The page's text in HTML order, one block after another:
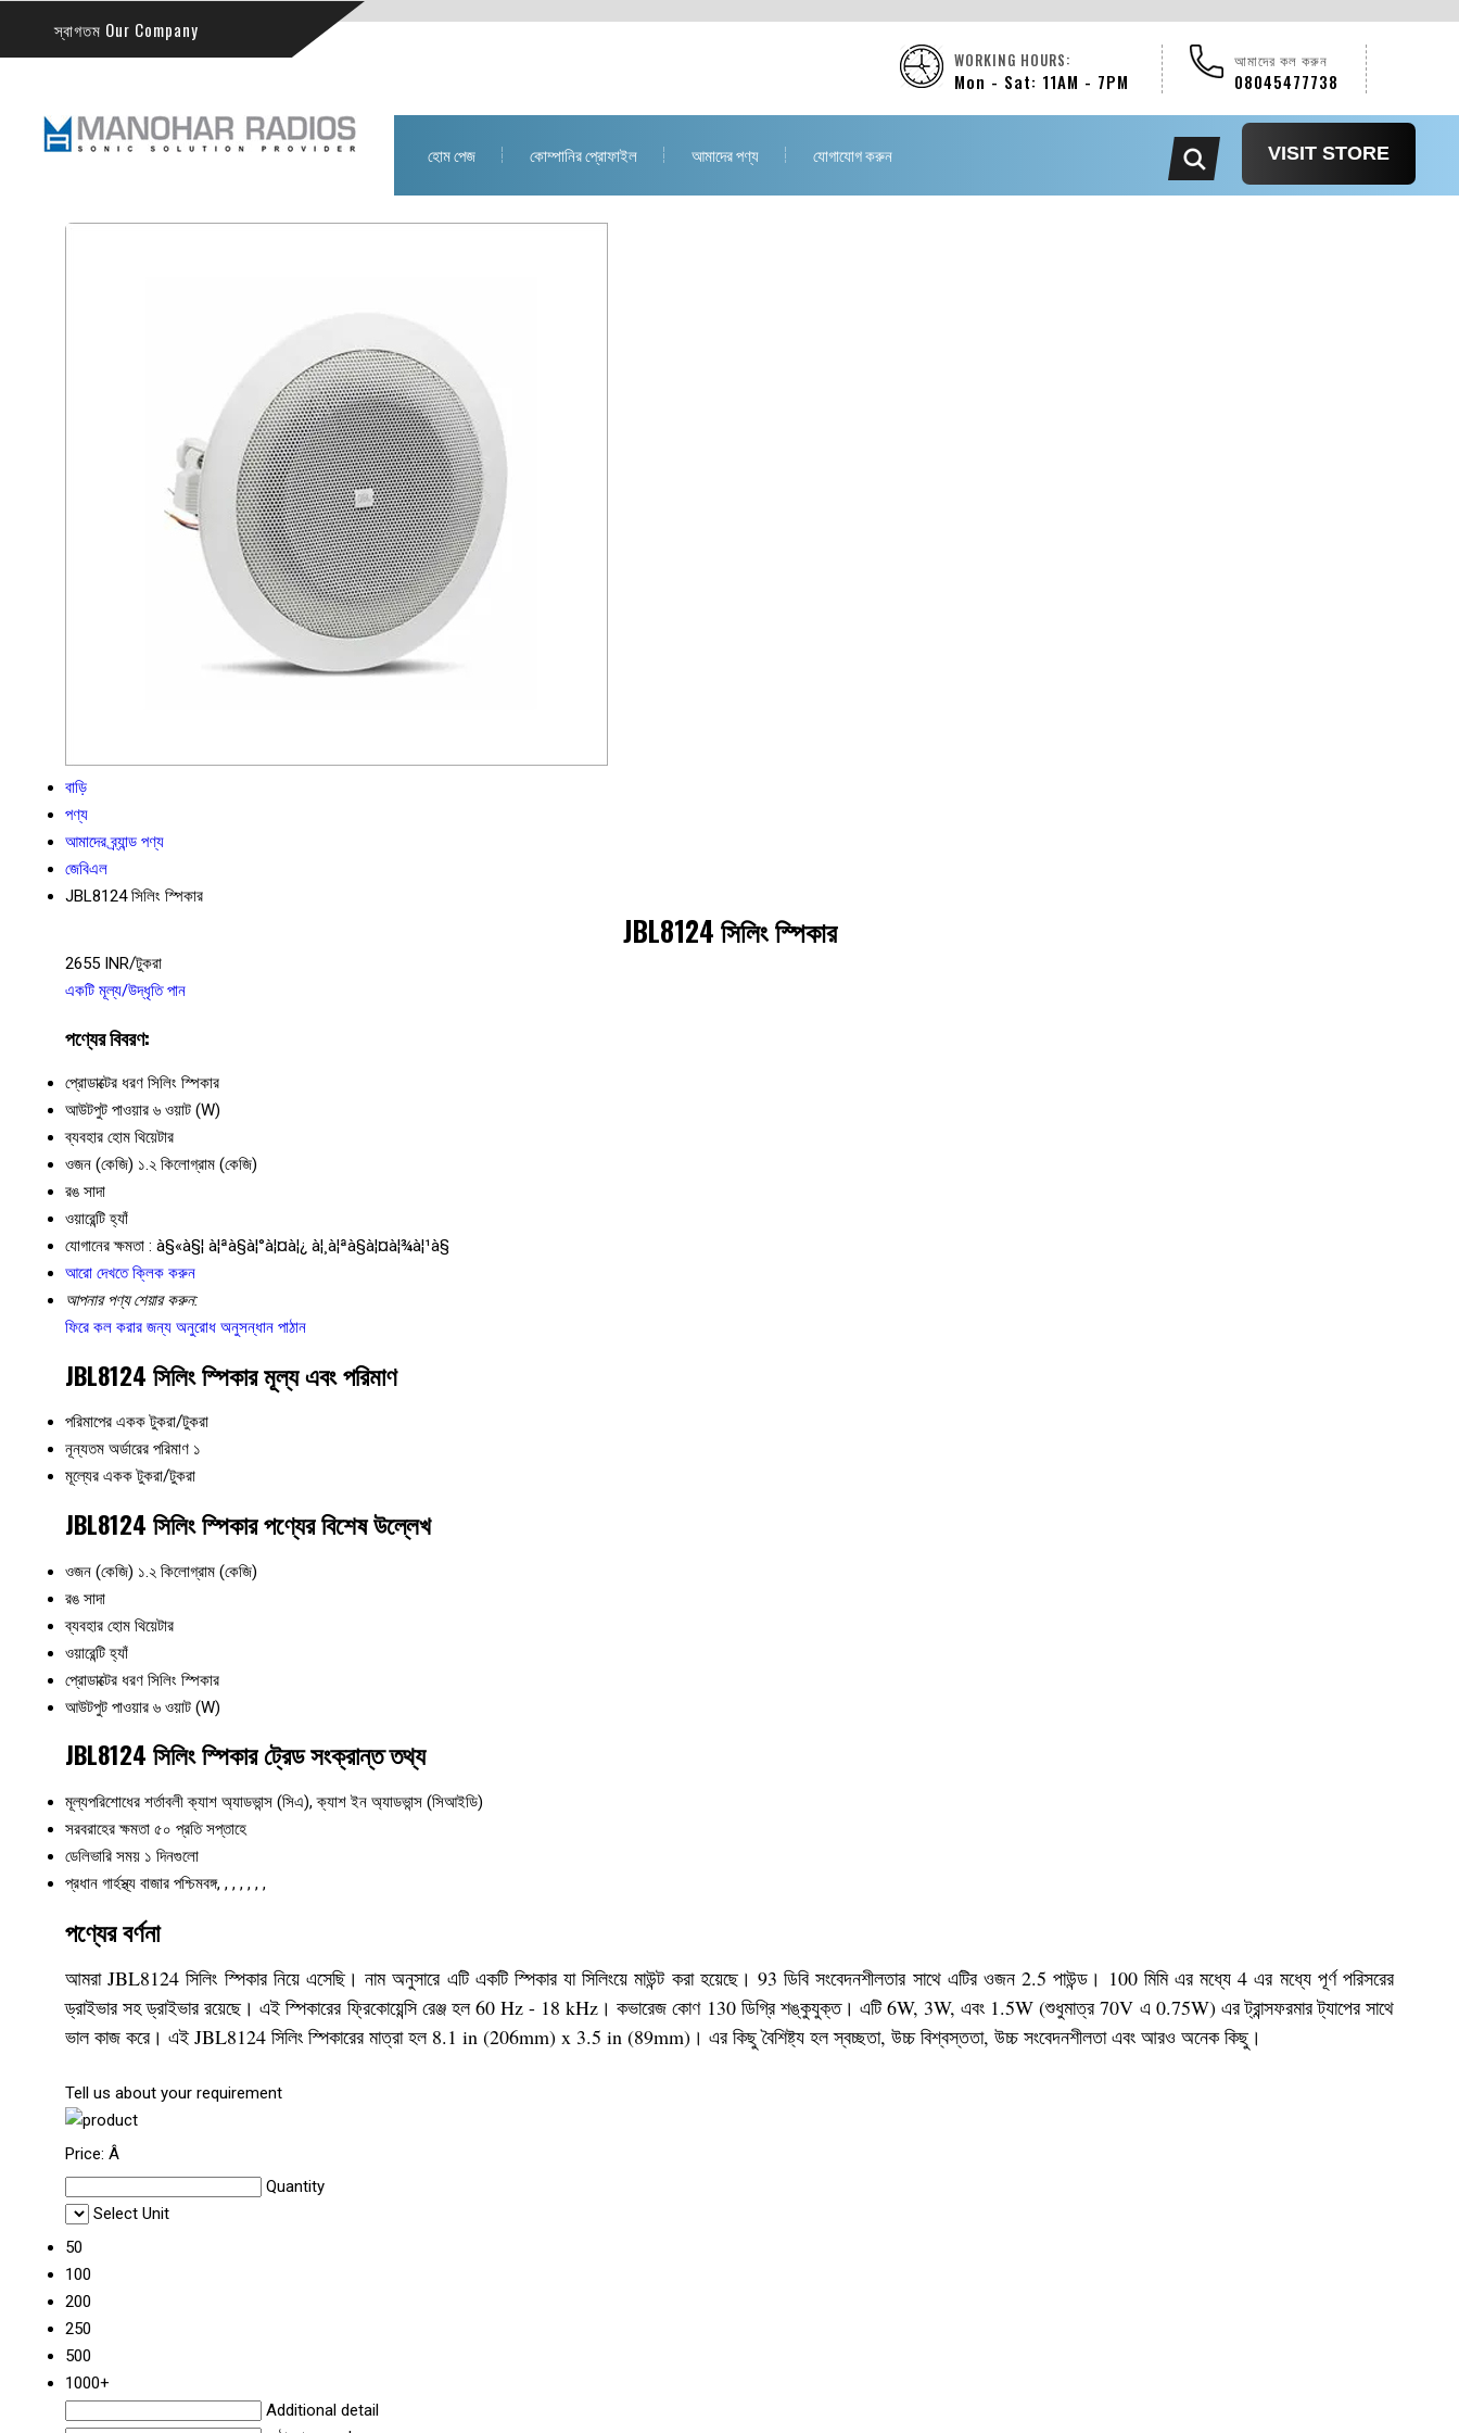
স্বাগতম Our Company
আমাদের কল করুন
08045477738
WORKING HOURS:
Mon - Sat: 11AM - 7PM
হোম পেজ কোম্পানির প্রোফাইল আমাদের পণ্য যোগাযোগ করুন VISIT STORE
বাড়ি
পণ্য
আমাদের ব্র্যান্ড পণ্য
জেবিএল
JBL8124 সিলিং স্পিকার
JBL8124 সিলিং স্পিকার
2655 INR/টুকরা
একটি মূল্য/উদ্ধৃতি পান
পণ্যের বিবরণ:
প্রোডাক্টের ধরণ সিলিং স্পিকার
আউটপুট পাওয়ার ৬ ওয়াট (W)
ব্যবহার হোম থিয়েটার
ওজন (কেজি) ১.২ কিলোগ্রাম (কেজি)
রঙ সাদা
ওয়ারেন্টি হ্যাঁ
যোগানের ক্ষমতা : à§«à§¦ à¦ªà§à¦°à¦¤à¦¿ à¦¸à¦ªà§à¦¤à¦¾à¦¹à§
আরো দেখতে ক্লিক করুন
আপনার পণ্য শেয়ার করুন:
ফিরে কল করার জন্য অনুরোধ অনুসন্ধান পাঠান
JBL8124 সিলিং স্পিকার মূল্য এবং পরিমাণ
পরিমাপের একক টুকরা/টুকরা
নূন্যতম অর্ডারের পরিমাণ ১
মূল্যের একক টুকরা/টুকরা
JBL8124 সিলিং স্পিকার পণ্যের বিশেষ উল্লেখ
ওজন (কেজি) ১.২ কিলোগ্রাম (কেজি)
রঙ সাদা
ব্যবহার হোম থিয়েটার
ওয়ারেন্টি হ্যাঁ
প্রোডাক্টের ধরণ সিলিং স্পিকার
আউটপুট পাওয়ার ৬ ওয়াট (W)
JBL8124 সিলিং স্পিকার ট্রেড সংক্রান্ত তথ্য
মূল্যপরিশোধের শর্তাবলী ক্যাশ অ্যাডভান্স (সিএ), ক্যাশ ইন অ্যাডভান্স (সিআইডি)
সরবরাহের ক্ষমতা ৫০ প্রতি সপ্তাহে
ডেলিভারি সময় ১ দিনগুলো
প্রধান গার্হস্থ্য বাজার পশ্চিমবঙ্গ, , , , , , ,
পণ্যের বর্ণনা
আমরা JBL8124 সিলিং স্পিকার নিয়ে এসেছি। নাম অনুসারে এটি একটি স্পিকার যা সিলিংয়ে মাউন্ট করা হয়েছে। 93 ডিবি সংবেদনশীলতার সাথে এটির ওজন 2.5 পাউন্ড। 100 মিমি এর মধ্যে 4 এর মধ্যে পূর্ণ পরিসরের
ড্রাইভার সহ ড্রাইভার রয়েছে। এই স্পিকারের ফ্রিকোয়েন্সি রেঞ্জ হল 60 Hz - 18 kHz। কভারেজ কোণ 130 ডিগ্রি শঙ্কুযুক্ত। এটি 6W, 3W, এবং 1.5W (শুধুমাত্র 70V এ 0.75W) এর ট্রান্সফরমার ট্যাপের সাথে
ভাল কাজ করে। এই JBL8124 সিলিং স্পিকারের মাত্রা হল 8.1 in (206mm) x 3.5 in (89mm)। এর কিছু বৈশিষ্ট্য হল স্বচ্ছতা, উচ্চ বিশ্বস্ততা, উচ্চ সংবেদনশীলতা এবং আরও অনেক কিছু।
Tell us about your requirement
Price: Â
Quantity
Select Unit
50
100
200
250
500
1000+
Additional detail